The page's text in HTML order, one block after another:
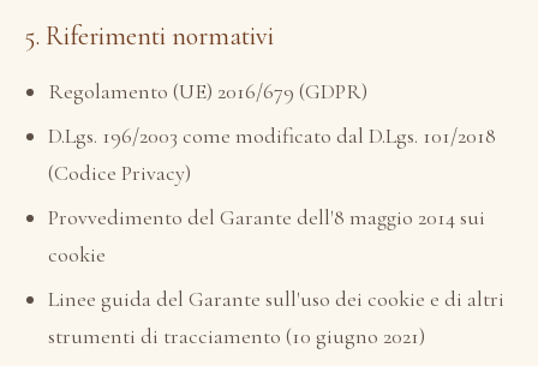
5. Riferimenti normativi
Regolamento (UE) 2016/679 (GDPR)
D.Lgs. 196/2003 come modificato dal D.Lgs. 101/2018
(Codice Privacy)
Provvedimento del Garante dell'8 maggio 2014 sui
cookie
Linee guida del Garante sull'uso dei cookie e di altri
strumenti di tracciamento (10 giugno 2021)